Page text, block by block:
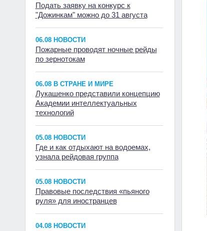
Подать заявку на конкурс к
"Дожинкам" можно до 31 августа
06.08 НОВОСТИ
Пожарные проводят ночные рейды
по зернотокам
06.08 В СТРАНЕ И МИРЕ
Лукашенко представили концепцию
Академии интеллектуальных
технологий
05.08 НОВОСТИ
Где и как отдыхают на водоемах,
узнала рейдовая группа
05.08 НОВОСТИ
Правовые последствия «пьяного
руля» для иностранцев
04.08 НОВОСТИ